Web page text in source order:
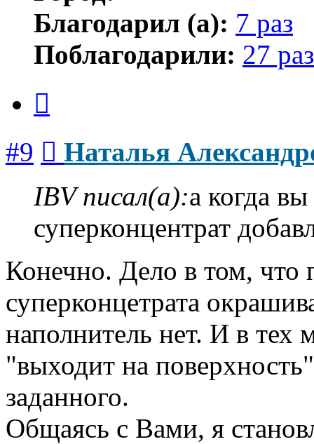
Благодарил (а): 7 раз
Поблагодарили: 27 раз
#9
Наталья
IBV писал(а):а когда
суперконцентрат
Конечно. Дело в том, что
суперконцетрата
наполнитель нет. И в тех
"выходит на
заданного.
Общаясь с Вами, я